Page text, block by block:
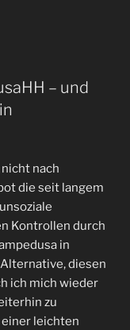
– und
nach
die seit langem
Kontrollen durch
in
diesen
ich mich wieder
zu
leichten